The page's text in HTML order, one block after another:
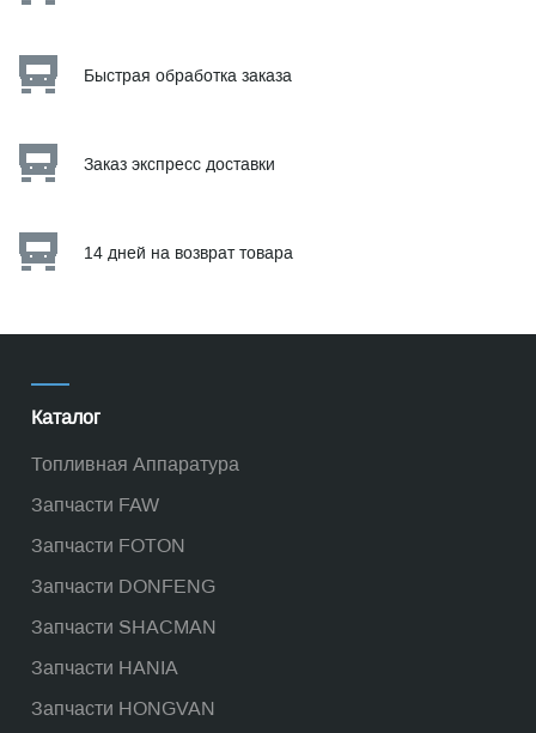
Быстрая обработка заказа
Заказ экспресс доставки
14 дней на возврат товара
Каталог
Топливная Аппаратура
Запчасти FAW
Запчасти FOTON
Запчасти DONFENG
Запчасти SHACMAN
Запчасти HANIA
Запчасти HONGVAN